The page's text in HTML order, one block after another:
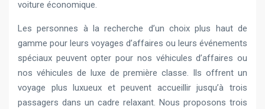
voiture économique.
Les personnes à la recherche d’un choix plus haut de
gamme pour leurs voyages d’affaires ou leurs événements
spéciaux peuvent opter pour nos véhicules d’affaires ou
nos véhicules de luxe de première classe. Ils offrent un
voyage plus luxueux et peuvent accueillir jusqu’à trois
passagers dans un cadre relaxant. Nous proposons trois